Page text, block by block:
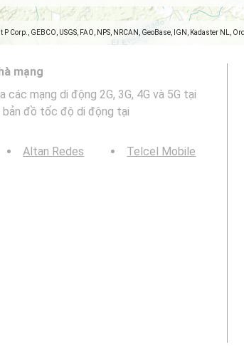
Corp., GEBCO, USGS, FAO, NPS, NRCAN, GeoBase, IGN, Kadaster
mạng
các mạng di động 2G, 3G, 4G và 5G tại
bản đồ tốc độ di động tại
Altan Redes Telcel Mobile